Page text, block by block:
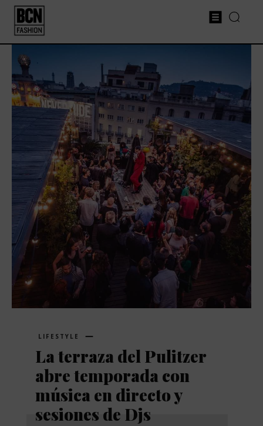
LIFESTYLE
La terraza del Pulitzer
abre temporada con
música en directo y
sesiones de Djs